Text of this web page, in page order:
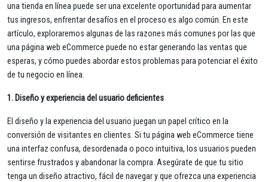
una tienda en línea puede ser una excelente oportunidad para aumentar
tus ingresos, enfrentar desafíos en el proceso es algo común. En este
artículo, exploraremos algunas de las razones más comunes por las que
una página web eCommerce puede no estar generando las ventas que
esperas, y cómo puedes abordar estos problemas para potenciar el éxito
de tu negocio en línea.
1. Diseño y experiencia del usuario deficientes
El diseño y la experiencia del usuario juegan un papel crítico en la
conversión de visitantes en clientes. Si tu página web eCommerce tiene
una interfaz confusa, desordenada o poco intuitiva, los usuarios pueden
sentirse frustrados y abandonar la compra. Asegúrate de que tu sitio
tenga un diseño atractivo, fácil de navegar y que ofrezca una experiencia